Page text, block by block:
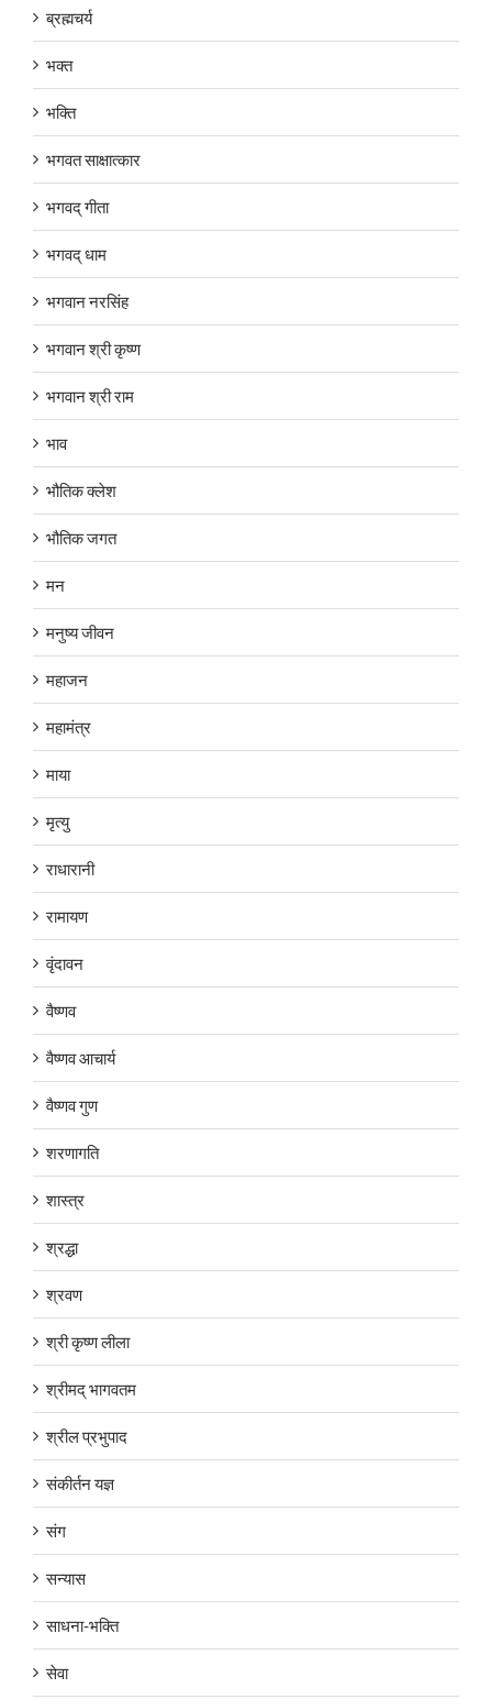
ब्रह्मचर्य
भक्त
भक्ति
भगवत साक्षात्कार
भगवद् गीता
भगवद् धाम
भगवान नरसिंह
भगवान श्री कृष्ण
भगवान श्री राम
भाव
भौतिक क्लेश
भौतिक जगत
मन
मनुष्य जीवन
महाजन
महामंत्र
माया
मृत्यु
राधारानी
रामायण
वृंदावन
वैष्णव
वैष्णव आचार्य
वैष्णव गुण
शरणागति
शास्त्र
श्रद्धा
श्रवण
श्री कृष्ण लीला
श्रीमद् भागवतम
श्रील प्रभुपाद
संकीर्तन यज्ञ
संग
सन्यास
साधना-भक्ति
सेवा